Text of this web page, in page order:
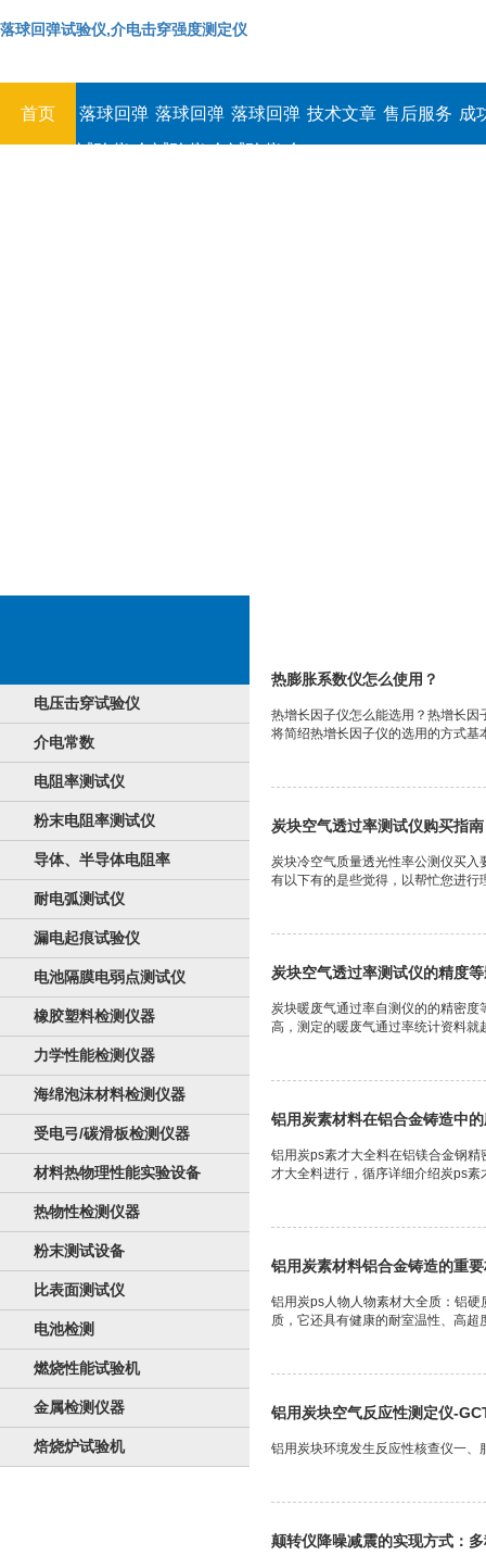
落球回弹试验仪,介电击穿强度测定仪
首页
落球回弹
试验仪,介
落球回弹
试验仪,介
落球回弹
试验仪,介
技术文章 售后服务 成
电压击穿试验仪
介电常数
电阻率测试仪
粉末电阻率测试仪
导体、半导体电阻率
耐电弧测试仪
漏电起痕试验仪
电池隔膜电弱点测试仪
橡胶塑料检测仪器
力学性能检测仪器
海绵泡沫材料检测仪器
受电弓/碳滑板检测仪器
材料热物理性能实验设备
热物性检测仪器
粉末测试设备
比表面测试仪
电池检测
燃烧性能试验机
金属检测仪器
焙烧炉试验机
热膨胀系数仪怎么使用？
热增长因子仪怎么能选用？热增长
将简绍热增长因子仪的选用的方式
炭块空气透过率测试仪购买指
炭块冷空气质量透光性率公测仪买
有以下有的是些觉得，以帮忙您进
炭块空气透过率测试仪的精度
炭块暖废气通过率自测仪的的精密
高，测定的暖废气通过率统计资料
铝用炭素材料在铝合金铸造中
铝用炭ps素才大全料在铝镁合金钢
才大全料进行，循序详细介绍炭ps
铝用炭素材料铝合金铸造的重
铝用炭ps人物人物素材大全质：铝
质，它还具有健康的耐室温性、高
铝用炭块空气反应性测定仪-
铝用炭块环境发生反应性核查仪一
颠转仪降噪减震的实现方式：